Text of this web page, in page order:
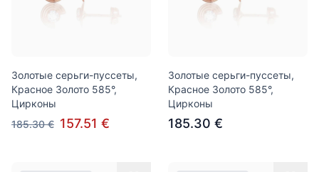
Золотые серьги-пуссеты,
Красное Золото 585°,
Цирконы
185.30 € 157.51 €
Золотые серьги-пуссеты,
Красное Золото 585°,
Цирконы
185.30 €